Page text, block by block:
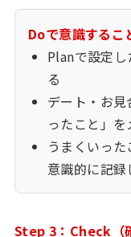
Doで意識するこ
Planで設定
る
デート・お
ったこと」
うまくいっ
意識的に記録
Step 3：Check（